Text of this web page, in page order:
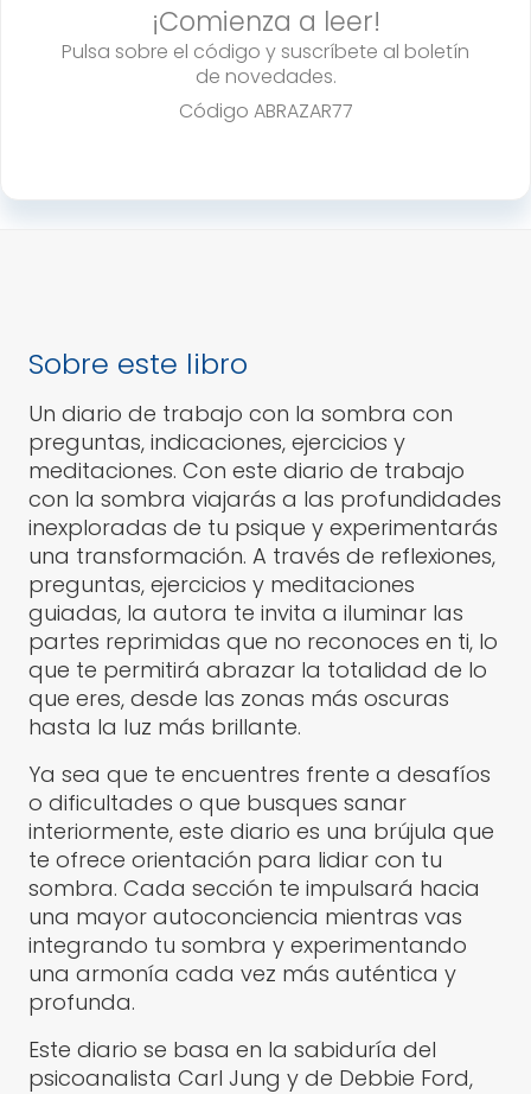
cantidad
¡Comienza a leer!
Pulsa sobre el código y suscríbete al boletín
de novedades.
Código ABRAZAR77
Sobre este libro
Un diario de trabajo con la sombra con
preguntas, indicaciones, ejercicios y
meditaciones. Con este diario de trabajo
con la sombra viajarás a las profundidades
inexploradas de tu psique y experimentarás
una transformación. A través de reflexiones,
preguntas, ejercicios y meditaciones
guiadas, la autora te invita a iluminar las
partes reprimidas que no reconoces en ti, lo
que te permitirá abrazar la totalidad de lo
que eres, desde las zonas más oscuras
hasta la luz más brillante.
Ya sea que te encuentres frente a desafíos
o dificultades o que busques sanar
interiormente, este diario es una brújula que
te ofrece orientación para lidiar con tu
sombra. Cada sección te impulsará hacia
una mayor autoconciencia mientras vas
integrando tu sombra y experimentando
una armonía cada vez más auténtica y
profunda.
Este diario se basa en la sabiduría del
psicoanalista Carl Jung y de Debbie Ford,